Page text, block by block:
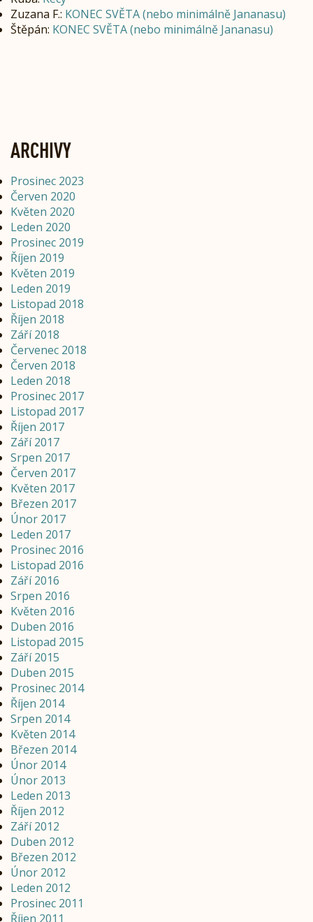
Zuzana F.: KONEC SVĚTA (nebo minimálně Jananasu)
Štěpán: KONEC SVĚTA (nebo minimálně Jananasu)
ARCHIVY
Prosinec 2023
Červen 2020
Květen 2020
Leden 2020
Prosinec 2019
Říjen 2019
Květen 2019
Leden 2019
Listopad 2018
Říjen 2018
Září 2018
Červenec 2018
Červen 2018
Leden 2018
Prosinec 2017
Listopad 2017
Říjen 2017
Září 2017
Srpen 2017
Červen 2017
Květen 2017
Březen 2017
Únor 2017
Leden 2017
Prosinec 2016
Listopad 2016
Září 2016
Srpen 2016
Květen 2016
Duben 2016
Listopad 2015
Září 2015
Duben 2015
Prosinec 2014
Říjen 2014
Srpen 2014
Květen 2014
Březen 2014
Únor 2014
Únor 2013
Leden 2013
Říjen 2012
Září 2012
Duben 2012
Březen 2012
Únor 2012
Leden 2012
Prosinec 2011
Říjen 2011